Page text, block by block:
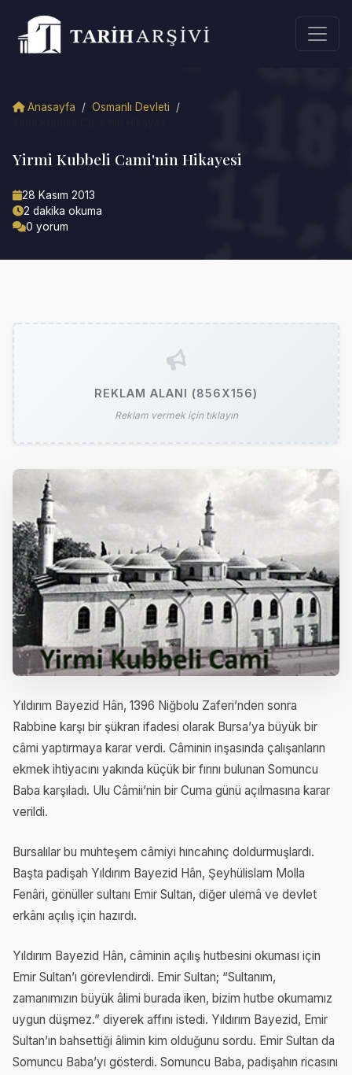
Anasayfa / Osmanlı Devleti
/
Yirmi Kubbeli Cami'nin Hikayesi
28 Kasım 2013
2 dakika okuma
0 yorum
REKLAM ALANI (856X156)
Reklam vermek için tıklayın
Yıldırım Bayezid Hân, 1396 Niğbolu Zaferi’nden sonra
Rabbine karşı bir şükran ifadesi olarak Bursa’ya büyük bir
câmi yaptırmaya karar verdi. Câminin inşasında çalışanların
ekmek ihtiyacını yakında küçük bir fırını bulunan Somuncu
Baba karşıladı. Ulu Câmii’nin bir Cuma günü açılmasına karar
verildi.
Bursalılar bu muhteşem câmiyi hıncahınç doldurmuşlardı.
Başta padişah Yıldırım Bayezid Hân, Şeyhülislam Molla
Fenâri, gönüller sultanı Emir Sultan, diğer ulemâ ve devlet
erkânı açılış için hazırdı.
Yıldırım Bayezid Hân, câminin açılış hutbesini okuması için
Emir Sultan’ı görevlendirdi. Emir Sultan; “Sultanım,
zamanımızın büyük âlimi burada iken, bizim hutbe okumamız
uygun düşmez.” diyerek affını istedi. Yıldırım Bayezid, Emir
Sultan’ın bahsettiği âlimin kim olduğunu sordu. Emir Sultan da
Somuncu Baba’yı gösterdi. Somuncu Baba, padişahın ricasını